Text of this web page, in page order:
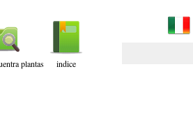
plantas indice